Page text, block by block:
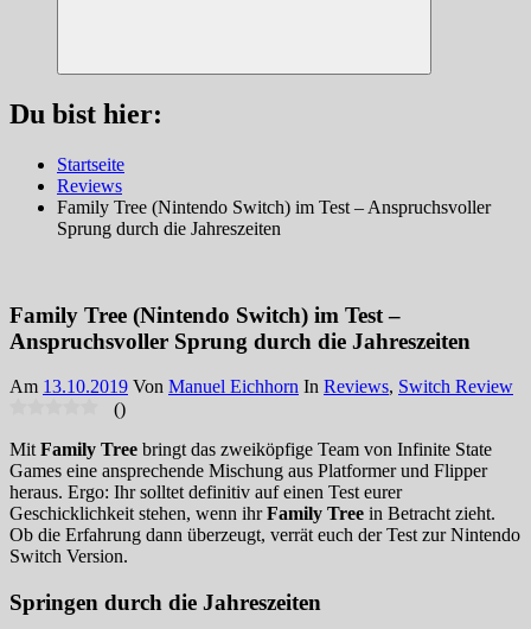
Suchen
Du bist hier:
Startseite
Reviews
Family Tree (Nintendo Switch) im Test – Anspruchsvoller
Sprung durch die Jahreszeiten
Family Tree (Nintendo Switch) im Test –
Anspruchsvoller Sprung durch die Jahreszeiten
Am 13.10.2019 Von Manuel Eichhorn In Reviews, Switch Review
()
Mit Family Tree bringt das zweiköpfige Team von Infinite State
Games eine ansprechende Mischung aus Platformer und Flipper
heraus. Ergo: Ihr solltet definitiv auf einen Test eurer
Geschicklichkeit stehen, wenn ihrFamily Tree in Betracht zieht.
Ob die Erfahrung dann überzeugt, verrät euch der Test zur Nintendo
Switch Version.
Springen durch die Jahreszeiten